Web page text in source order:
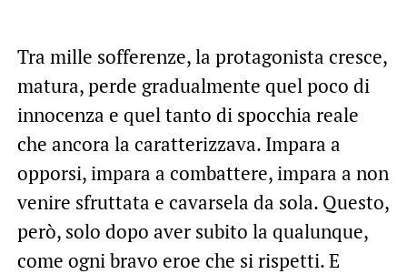
Tra mille sofferenze, la protagonista cresce,
matura, perde gradualmente quel poco di
innocenza e quel tanto di spocchia reale
che ancora la caratterizzava. Impara a
opporsi, impara a combattere, impara a non
venire sfruttata e cavarsela da sola. Questo,
però, solo dopo aver subito la qualunque,
come ogni bravo eroe che si rispetti. E